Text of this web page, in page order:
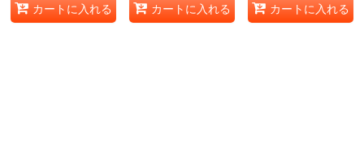
カートに入れる カートに入れる カートに入れる